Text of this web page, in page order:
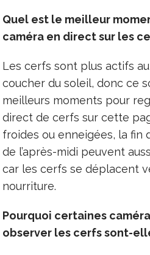
Quel est le meilleur
caméra en direct sur les
Les cerfs sont plus actifs
coucher du soleil, donc ce
meilleurs moments pour
direct de cerfs sur cette
froides ou enneigées, la fin
de l’après-midi peuvent
car les cerfs se déplacent
nourriture.
Pourquoi certaines
observer les cerfs sont-